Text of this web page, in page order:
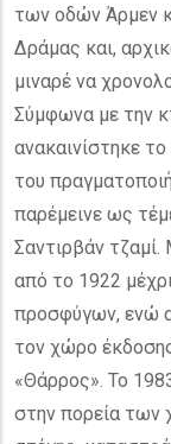
των οδών Άρμεν
Δράμας και,
μιναρέ να
Σύμφωνα με την
ανακαινίστηκε
του
παρέμεινε ως
Σαντιρβάν
από το 1922
προσφύγων, ενώ
τον χώρο
«Θάρρος». Το
στην πορεία των